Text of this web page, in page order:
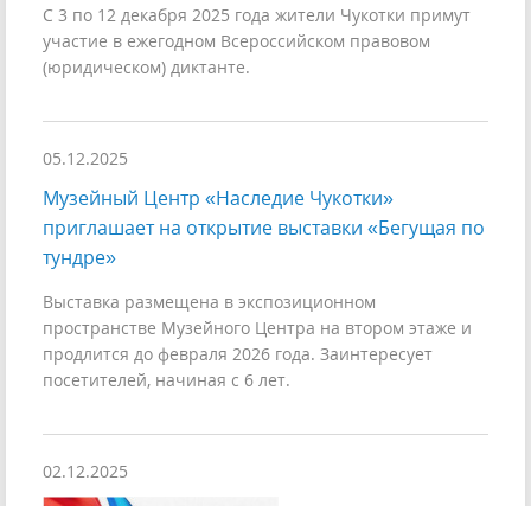
С 3 по 12 декабря 2025 года жители Чукотки примут
участие в ежегодном Всероссийском правовом
(юридическом) диктанте.
05.12.2025
Музейный Центр «Наследие Чукотки»
приглашает на открытие выставки «Бегущая по
тундре»
Выставка размещена в экспозиционном
пространстве Музейного Центра на втором этаже и
продлится до февраля 2026 года. Заинтересует
посетителей, начиная с 6 лет.
02.12.2025